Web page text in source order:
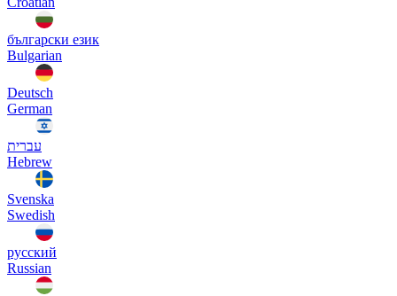
български език
Bulgarian
Deutsch
German
עברית
Hebrew
Svenska
Swedish
русский
Russian